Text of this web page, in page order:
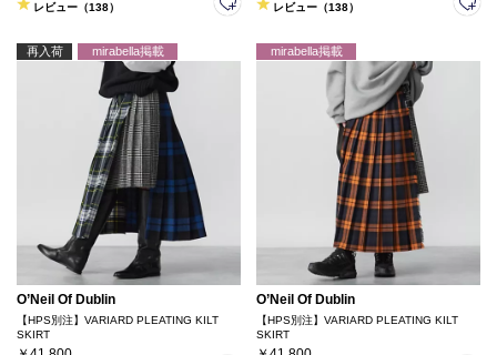
レビュー（138） レビュー（138）
再入荷 mirabella掲載
O’Neil Of Dublin
【HPS別注】VARIARD PLEATING KILT
SKIRT
mirabella掲載
O’Neil Of Dublin
【HPS別注】VARIARD PLEATING KILT
SKIRT